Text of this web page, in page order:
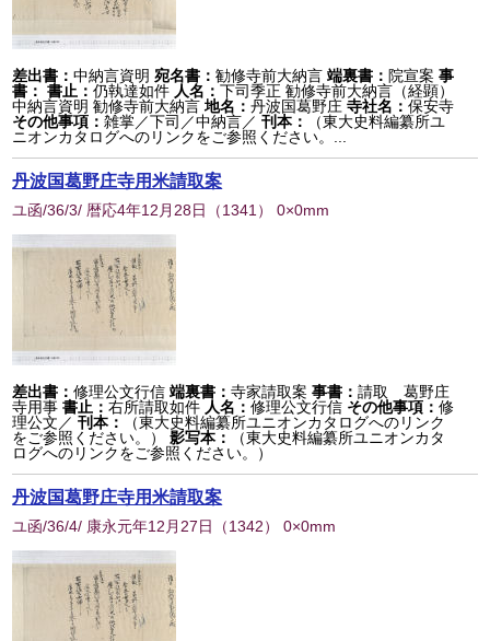
差出書：中納言資明 宛名書：勧修寺前大納言 端裏書： 院宣案 事
書： 書止：仍執達如件 人名：下司季正 勧修寺前大納言（経顕）
中納言資明 勧修寺前大納言 地名：丹波国葛野庄 寺社名：保安寺
その他事項：雑掌／下司／中納言／ 刊本：
（東大史料編纂所ユ
ニオンカタログへのリンクをご参照ください。...
丹波国葛野庄寺用米請取案
ユ函/36/3/ 暦応4年12月28日 （1341 ） 0×0mm
差出書：修理公文行信 端裏書：寺家請取案 事書：請取 葛野庄
寺用事書止：右所請取如件 人名：修理公文行信 その他事項：修
理公文／ 刊本：
（東大史料編纂所ユニオンカタログへのリンク
をご参照ください。）
影写本：
（東大史料編纂所ユニオンカタ
ログへのリンクをご参照ください。）
丹波国葛野庄寺用米請取案
ユ函/36/4/ 康永元年12月27日 （1342） 0×0mm